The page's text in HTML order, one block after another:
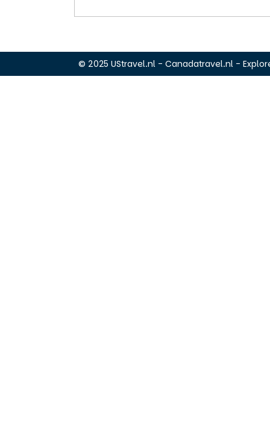
© 2025 UStravel.nl - Canadatravel.nl -